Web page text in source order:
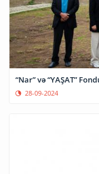
“Nar” və “YAŞAT”
28-09-2024